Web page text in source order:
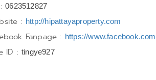
:0623512827
: http://hipattayaproperty.com
Fanpage : https://
ID : tingye927